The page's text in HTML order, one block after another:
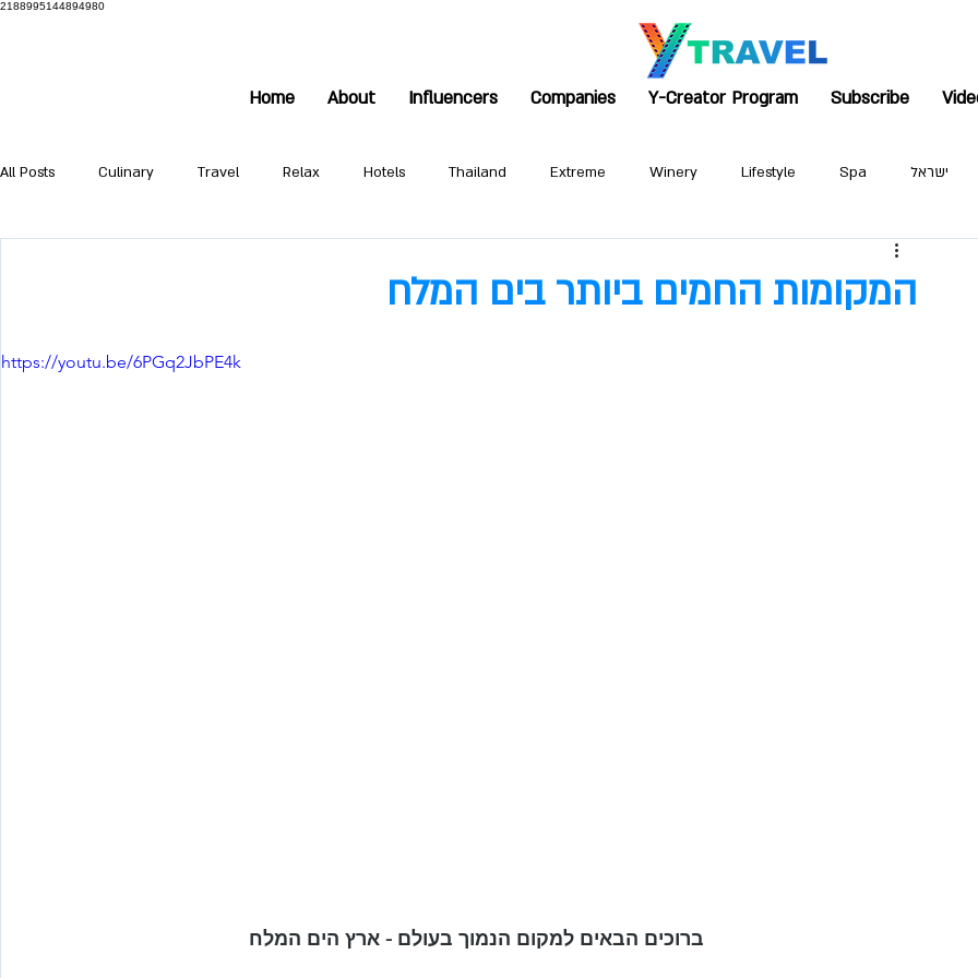
2188995144894980
Home About Influencers Companies Y-Creator Program Subscribe
All Posts Culinary Travel Relax Hotels Thailand Extreme Winery Lifestyle Spa ישראל
המקומות החמים ביותר בים המלח
https://youtu.be/6PGq2JbPE4k
ברוכים הבאים למקום הנמוך בעולם - ארץ הים המלח